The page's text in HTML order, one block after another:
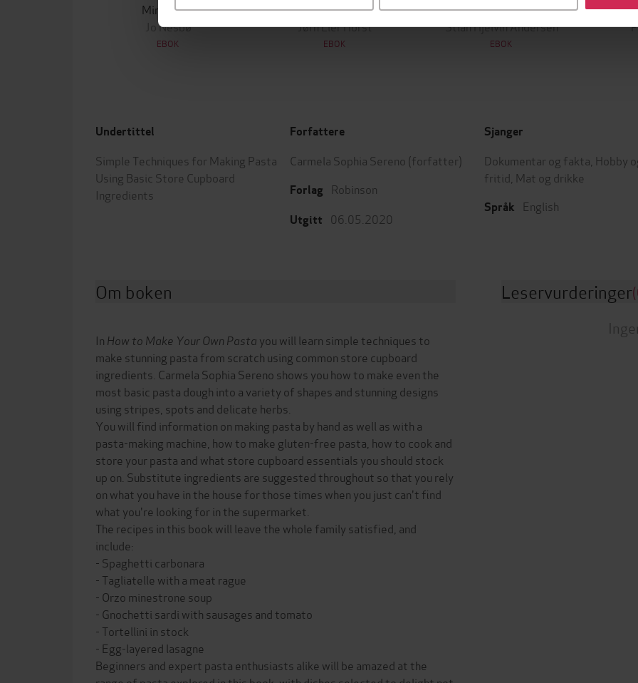
Minnesota
Jo Nesbø
EBOK
Utskudd
Jørn Lier Horst
EBOK
En lykkelig familie
Stian Hjelvin Andersen
EBOK
Undertittel
Simple Techniques for Making Pasta
Using Basic Store Cupboard
Ingredients
Forfattere
Carmela Sophia Sereno (forfatter)
Forlag Robinson
Utgitt 06.05.2020
Sjanger
Dokumentar og fakta Hobby
fritid Mat og drikke
Språk English
Om boken
In How to Make Your Own Pasta you will learn simple techniques to
make stunning pasta from scratch using common store cupboard
ingredients. Carmela Sophia Sereno shows you how to make even the
most basic pasta dough into a variety of shapes and stunning designs
using stripes, spots and delicate herbs.
You will find information on making pasta by hand as well as with a
pasta-making machine, how to make gluten-free pasta, how to cook and
store your pasta and what store cupboard essentials you should stock
up on. Substitute ingredients are suggested throughout so that you rely
on what you have in the house for those times when you just can't find
what you're looking for in the supermarket.
The recipes in this book will leave the whole family satisfied, and
include:
- Spaghetti carbonara
- Tagliatelle with a meat rague
- Orzo minestrone soup
- Gnochetti sardi with sausages and tomato
- Tortellini in stock
- Egg-layered lasagne
Beginners and expert pasta enthusiasts alike will be amazed at the
Leservurderinger